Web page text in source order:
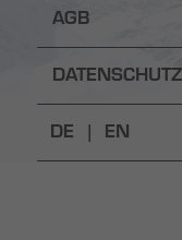
AGB
DE | EN